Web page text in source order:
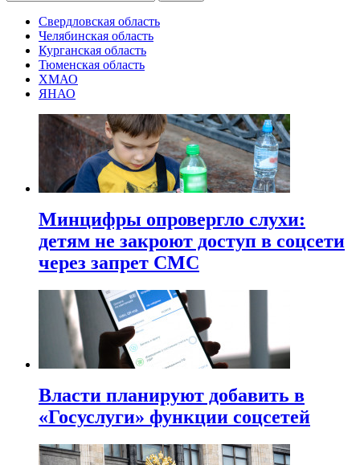
Свердловская область
Челябинская область
Курганская область
Тюменская область
ХМАО
ЯНАО
Минцифры опровергло слухи:
детям не закроют доступ в соцсети
через запрет СМС
Власти планируют добавить в
«Госуслуги» функции соцсетей